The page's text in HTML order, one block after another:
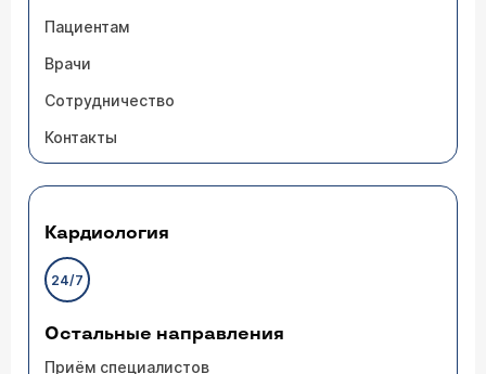
Пациентам
Врачи
Сотрудничество
Контакты
Кардиология
24/7
Остальные направления
Приём специалистов